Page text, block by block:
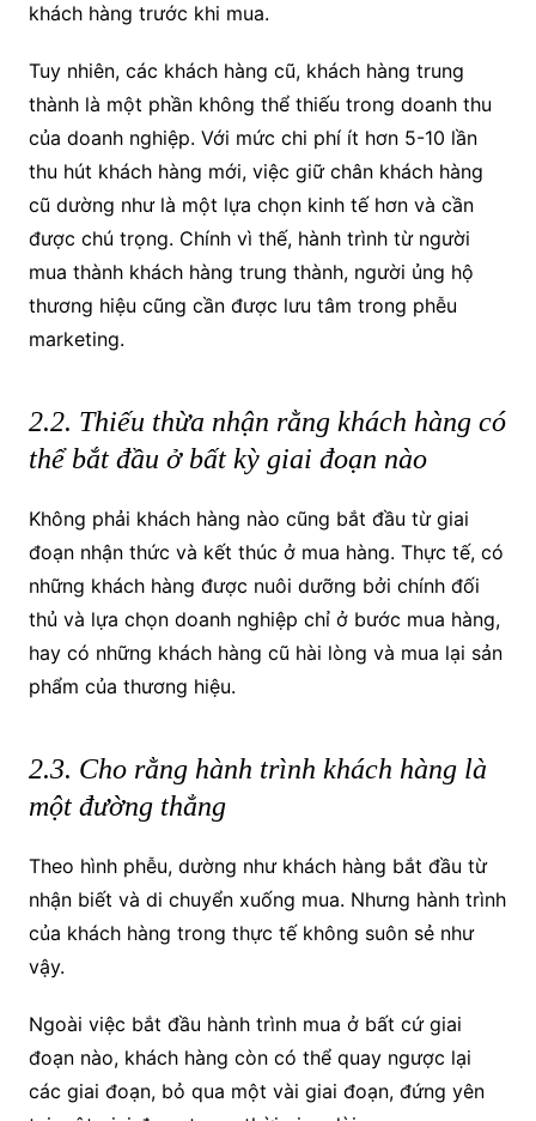
khách hàng trước khi mua.
Tuy nhiên, các khách hàng cũ, khách hàng trung
thành là một phần không thể thiếu trong doanh thu
của doanh nghiệp. Với mức chi phí ít hơn 5-10 lần
thu hút khách hàng mới, việc giữ chân khách hàng
cũ dường như là một lựa chọn kinh tế hơn và cần
được chú trọng. Chính vì thế, hành trình từ người
mua thành khách hàng trung thành, người ủng hộ
thương hiệu cũng cần được lưu tâm trong phễu
marketing.
2.2. Thiếu thừa nhận rằng khách hàng có
thể bắt đầu ở bất kỳ giai đoạn nào
Không phải khách hàng nào cũng bắt đầu từ giai
đoạn nhận thức và kết thúc ở mua hàng. Thực tế, có
những khách hàng được nuôi dưỡng bởi chính đối
thủ và lựa chọn doanh nghiệp chỉ ở bước mua hàng,
hay có những khách hàng cũ hài lòng và mua lại sản
phẩm của thương hiệu.
2.3. Cho rằng hành trình khách hàng là
một đường thẳng
Theo hình phễu, dường như khách hàng bắt đầu từ
nhận biết và di chuyển xuống mua. Nhưng hành trình
của khách hàng trong thực tế không suôn sẻ như
vậy.
Ngoài việc bắt đầu hành trình mua ở bất cứ giai
đoạn nào, khách hàng còn có thể quay ngược lại
các giai đoạn, bỏ qua một vài giai đoạn, đứng yên